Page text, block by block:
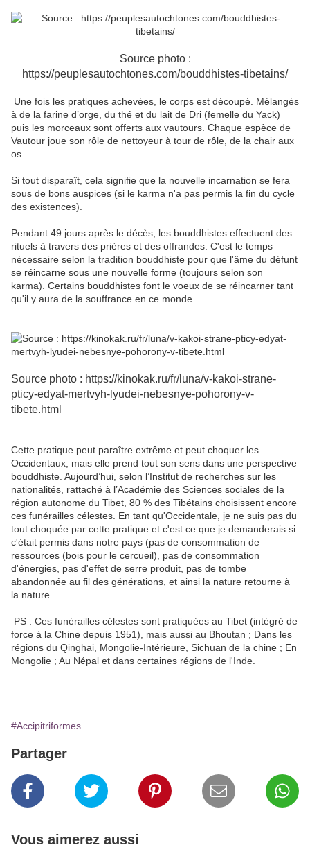
Source photo :
https://peuplesautochtones.com/bouddhistes-tibetains/
Une fois les pratiques achevées, le corps est découpé. Mélangés
à de la farine d’orge, du thé et du lait de Dri (femelle du Yack)
puis les morceaux sont offerts aux vautours. Chaque espèce de
Vautour joue son rôle de nettoyeur à tour de rôle, de la chair aux
os.
Si tout disparaît, cela signifie que la nouvelle incarnation se fera
sous de bons auspices (si le karma n'a pas permis la fin du cycle
des existences).
Pendant 49 jours après le décès, les bouddhistes effectuent des
rituels à travers des prières et des offrandes. C'est le temps
nécessaire selon la tradition bouddhiste pour que l'âme du défunt
se réincarne sous une nouvelle forme (toujours selon son
karma). Certains bouddhistes font le voeux de se réincarner tant
qu'il y aura de la souffrance en ce monde.
Source photo : https://kinokak.ru/fr/luna/v-kakoi-strane-
pticy-edyat-mertvyh-lyudei-nebesnye-pohorony-v-
tibete.html
Cette pratique peut paraître extrême et peut choquer les
Occidentaux, mais elle prend tout son sens dans une perspective
bouddhiste. Aujourd’hui, selon l’Institut de recherches sur les
nationalités, rattaché à l’Académie des Sciences sociales de la
région autonome du Tibet, 80 % des Tibétains choisissent encore
ces funérailles célestes. En tant qu'Occidentale, je ne suis pas du
tout choquée par cette pratique et c'est ce que je demanderais si
c'était permis dans notre pays (pas de consommation de
ressources (bois pour le cercueil), pas de consommation
d'énergies, pas d'effet de serre produit, pas de tombe
abandonnée au fil des générations, et ainsi la nature retourne à
la nature.
PS : Ces funérailles célestes sont pratiquées au Tibet (intégré de
force à la Chine depuis 1951), mais aussi au Bhoutan ; Dans les
régions du Qinghai, Mongolie-Intérieure, Sichuan de la chine ; En
Mongolie ; Au Népal et dans certaines régions de l'Inde.
#Accipitriformes
Partager
Vous aimerez aussi